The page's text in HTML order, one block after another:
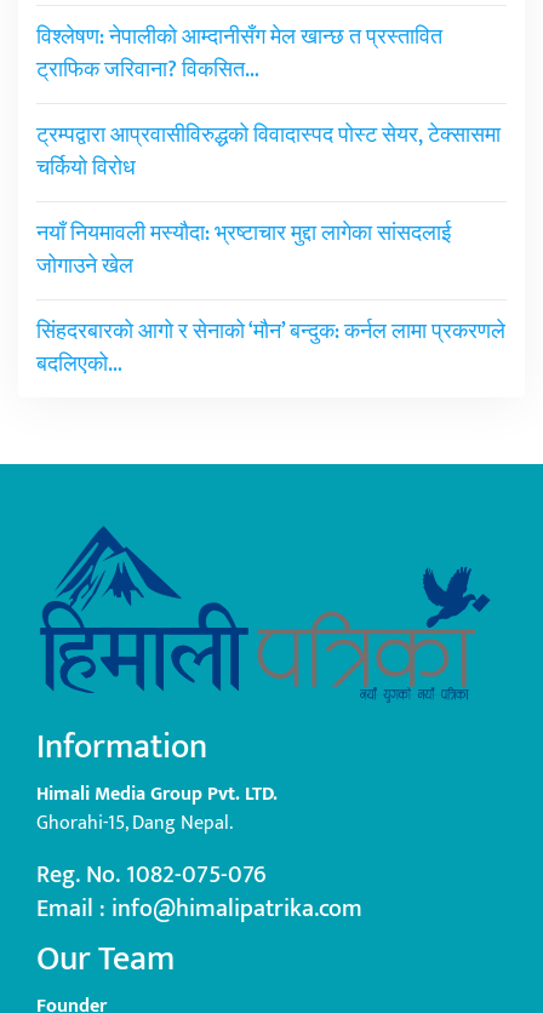
विश्लेषण: नेपालीको आम्दानीसँग मेल खान्छ त प्रस्तावित
ट्राफिक जरिवाना? विकसित…
ट्रम्पद्वारा आप्रवासीविरुद्धको विवादास्पद पोस्ट सेयर, टेक्सासमा
चर्कियो विरोध
नयाँ नियमावली मस्यौदा: भ्रष्टाचार मुद्दा लागेका सांसदलाई
जोगाउने खेल
सिंहदरबारको आगो र सेनाको ‘मौन’ बन्दुक: कर्नल लामा प्रकरणले
बदलिएको…
Information
Himali Media Group Pvt. LTD.
Ghorahi-15, Dang Nepal.
Reg. No. 1082-075-076
Email : info@himalipatrika.com
Our Team